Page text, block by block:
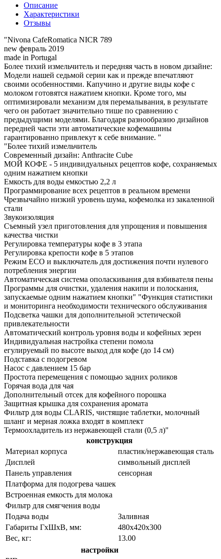
Описание
Характеристики
Отзывы
"Nivona CafeRomatica NICR 789
new февраль 2019
made in Portugal
Более тихий измельчитель и передняя часть в новом дизайне:
Модели нашей седьмой серии как и прежде впечатляют
своими особенностями. Капучино и другие виды кофе с
молоком готовятся нажатием кнопки. Кроме того, мы
оптимизировали механизм для перемалывания, в результате
чего он работает значительно тише по сравнению с
предыдущими моделями. Благодаря разнообразию дизайнов
передней части эти автоматические кофемашины
гарантированно привлекут к себе внимание. "
"Более тихий измельчитель
Современный дизайн: Anthracite Cube
МОЙ КОФЕ - 5 индивидуальных рецептов кофе, сохраняемых
одним нажатием кнопки
Емкость для воды емкостью 2,2 л
Программирование всех рецептов в реальном времени
Чрезвычайно низкий уровень шума, кофемолка из закаленной
стали
Звукоизоляция
Съемный узел приготовления для упрощения и повышения
качества чистки
Регулировка температуры кофе в 3 этапа
Регулировка крепости кофе в 5 этапов
Режим ECO и выключатель для достижения почти нулевого
потребления энергии
Автоматическая система ополаскивания для взбивателя пены
Программы для очистки, удаления накипи и полоскания,
запускаемые одним нажатием кнопки" "Функция статистики
и мониторинга необходимости технического обслуживания
Подсветка чашки для дополнительной эстетической
привлекательности
Автоматический контроль уровня воды и кофейных зерен
Индивидуальная настройка степени помола
егулируемый по высоте выход для кофе (до 14 см)
Подставка с подогревом
Насос с давлением 15 бар
Простота перемещения с помощью задних роликов
Горячая вода для чая
Дополнительный отсек для кофейного порошка
Защитная крышка для сохранения аромата
Фильтр для воды CLARIS, чистящие таблетки, молочный
шланг и мерная ложка входят в комплект
Термоохладитель из нержавеющей стали (0,5 л)"
конструкция
Материал корпуса
пластик/нержавеющая сталь
Дисплей
символьный дисплей
Панель управления
сенсорная
Платформа для подогрева чашек
Встроенная емкость для молока
Фильтр для смягчения воды
Подача воды
Заливная
Габариты ГхШхВ, мм:
480х420х300
Вес, кг:
13.00
настройки